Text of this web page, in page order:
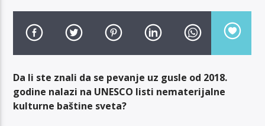
TOP 10 LISTA
Da li ste znali da se pevanje uz gusle od 2018.
godine nalazi na UNESCO listi nematerijalne
kulturne baštine sveta?